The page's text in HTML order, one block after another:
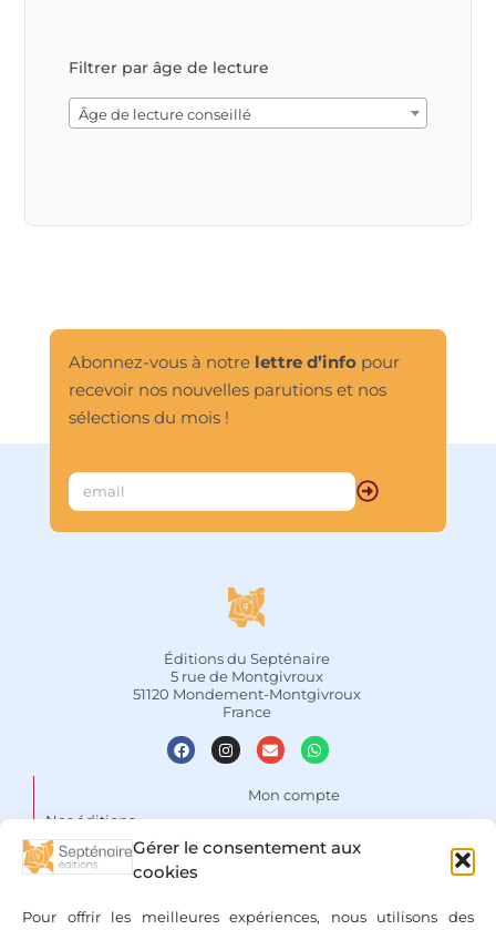
Gérer le consentement aux
cookies
Pour offrir les meilleures expériences, nous utilisons des
Filtrer par âge de lecture
Âge de lecture conseillé
Abonnez-vous à notre lettre d’infopour
recevoir nos nouvelles parutions et nos
sélections du mois !
Éditions du Septénaire
5 rue de Montgivroux
51120 Mondement-Montgivroux
France
Nos éditions
Auteurs
Mon compte
Conditions Générales de
Vente